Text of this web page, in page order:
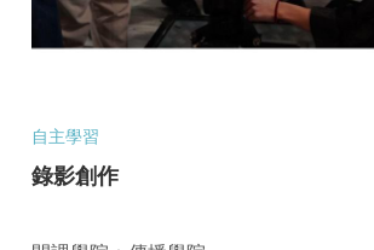
自主學習
錄影創作